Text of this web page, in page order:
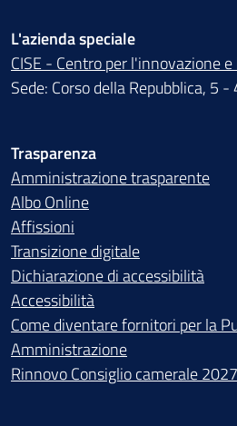
L'azienda speciale
CISE - Centro per l'innovazione
Sede: Corso della Repubblica, 5
Trasparenza
Amministrazione trasparente
Albo Online
Affissioni
Transizione digitale
Dichiarazione di accessibilità
Accessibilità
Come diventare fornitori per la
Amministrazione
Rinnovo Consiglio camerale